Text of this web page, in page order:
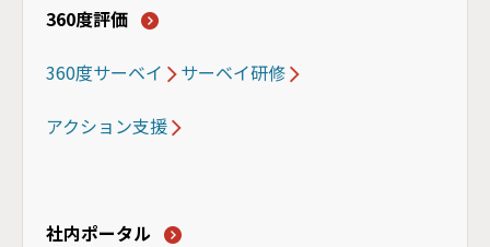
360度評価
360度サーベイ サーベイ研修
アクション支援
社内ポータル